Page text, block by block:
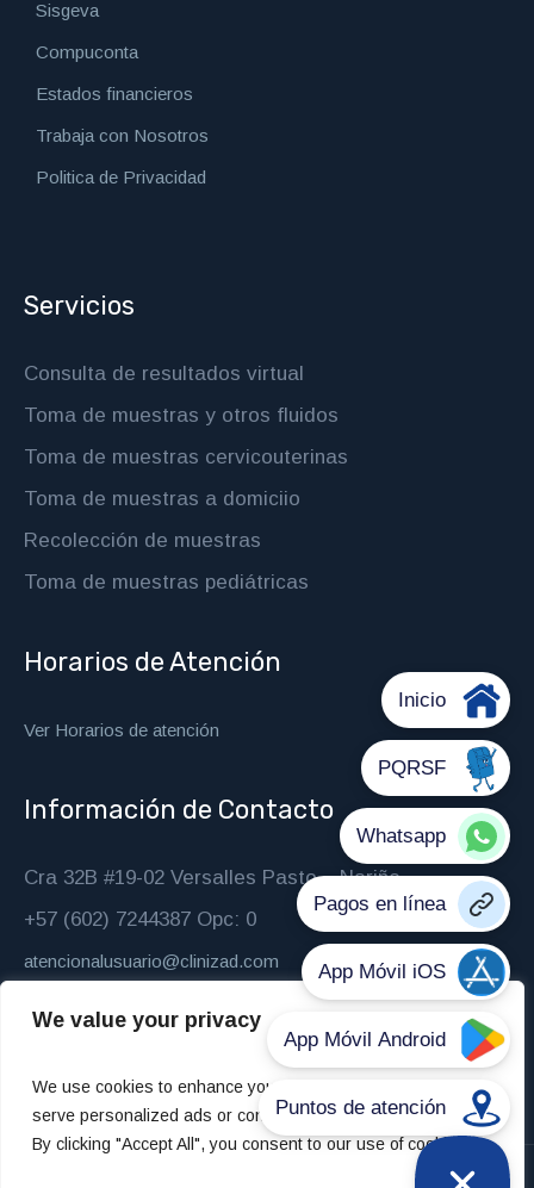
We value your privacy
We use cookies to enhance your browsing experience,
serve personalized ads or content, and analyze our traffic.
By clicking "Accept All", you consent to our use of cookies.
Sisgeva
Compuconta
Estados financieros
Trabaja con Nosotros
Politica de Privacidad
Servicios
Consulta de resultados virtual
Toma de muestras y otros fluidos
Toma de muestras cervicouterinas
Toma de muestras a domiciio
Recolección de muestras
Toma de muestras pediátricas
Horarios de Atención
Ver Horarios de atención
Información de Contacto
Cra 32B #19-02 Versalles Pasto – Nariño
+57 (602) 7244387 Opc: 0
atencionalusuario@clinizad.com